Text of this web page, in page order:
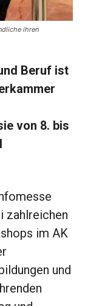
ihren
Beruf ist
von 8. bis
zahlreichen
im AK
und